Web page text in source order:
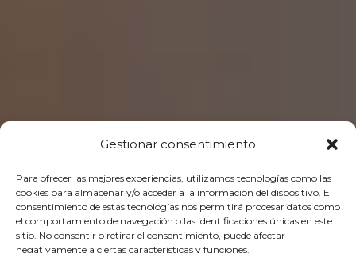
Gestionar consentimiento
Para ofrecer las mejores experiencias, utilizamos tecnologías como las
cookies para almacenar y/o acceder a la información del dispositivo. El
consentimiento de estas tecnologías nos permitirá procesar datos como
el comportamiento de navegación o las identificaciones únicas en este
sitio. No consentir o retirar el consentimiento, puede afectar
negativamente a ciertas características y funciones.